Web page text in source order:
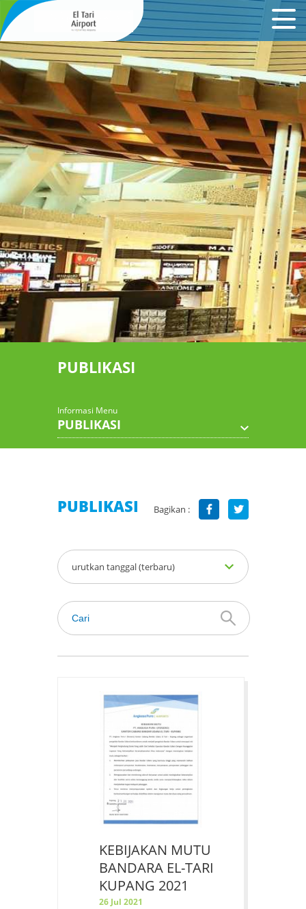
PUBLIKASI
Informasi Menu
PUBLIKASI
PUBLIKASI Bagikan :
urutkan tanggal (terbaru)
KEBIJAKAN MUTU
BANDARA EL-TARI
KUPANG 2021
26 Jul 2021